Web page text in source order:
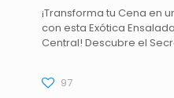
¡Transforma tu Cena en
con esta Exótica
Central! Descubre el
97